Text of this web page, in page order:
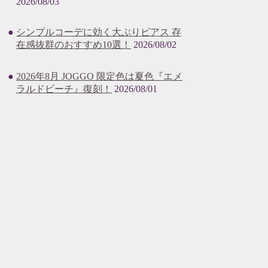
シンプルコーデに効く大ぶりピアス 存
在感抜群のおすすめ10選！
2026/08/02
2026年8月 JOGGO 限定色は夏色『エメ
ラルドビーチ』復刻！
2026/08/01